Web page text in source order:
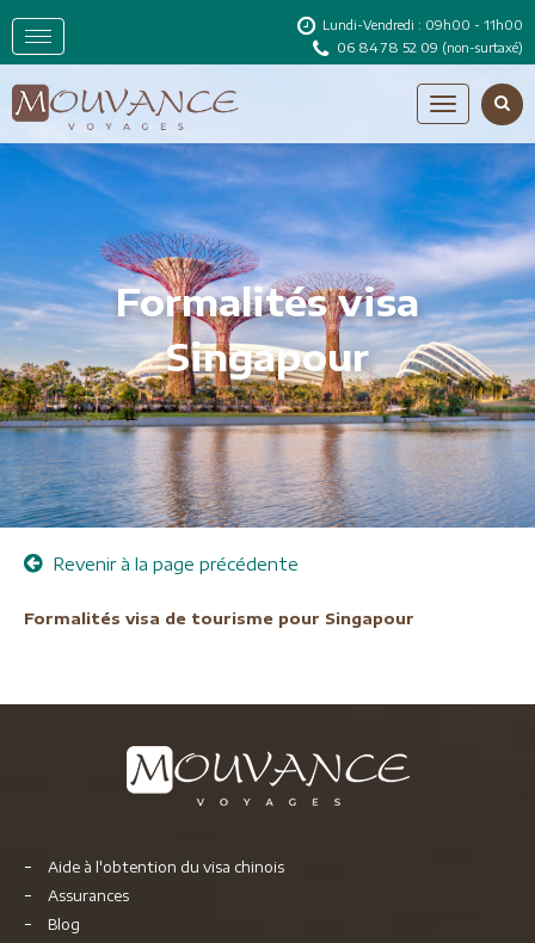
Lundi-Vendredi : 09h00 - 11h00
06 84 78 52 09 (non-surtaxé)
Formalités visa
Singapour
Revenir à la page précédente
Formalités visa de tourisme pour Singapour
Aide à l'obtention du visa chinois
Assurances
Blog